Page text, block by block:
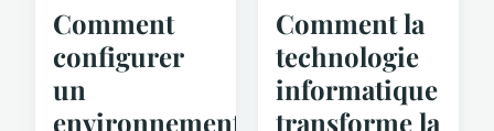
Comment
configurer
un
environnement
Comment la
technologie
informatique
transforme la